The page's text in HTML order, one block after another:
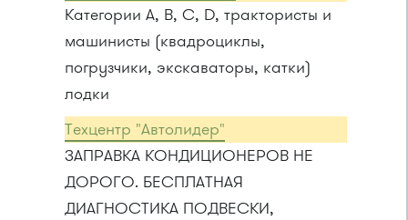
Категории A, B, C, D, трактористы и
машинисты (квадроциклы,
погрузчики, экскаваторы, катки)
лодки
Техцентр "Автолидер"
ЗАПРАВКА КОНДИЦИОНЕРОВ НЕ
ДОРОГО. БЕСПЛАТНАЯ
ДИАГНОСТИКА ПОДВЕСКИ,